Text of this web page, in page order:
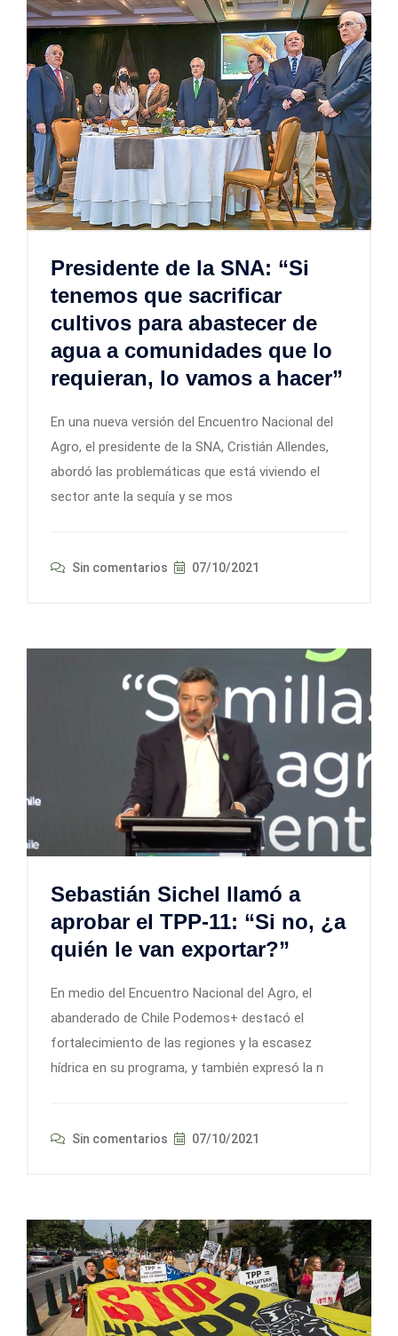
Presidente de la SNA: “Si
tenemos que sacrificar
cultivos para abastecer de
agua a comunidades que lo
requieran, lo vamos a hacer”
En una nueva versión del Encuentro Nacional del
Agro, el presidente de la SNA, Cristián Allendes,
abordó las problemáticas que está viviendo el
sector ante la sequía y se mos
Sin comentarios 07/10/2021
Sebastián Sichel llamó a
aprobar el TPP-11: “Si no, ¿a
quién le van exportar?”
En medio del Encuentro Nacional del Agro, el
abanderado de Chile Podemos+ destacó el
fortalecimiento de las regiones y la escasez
hídrica en su programa, y también expresó la n
Sin comentarios 07/10/2021